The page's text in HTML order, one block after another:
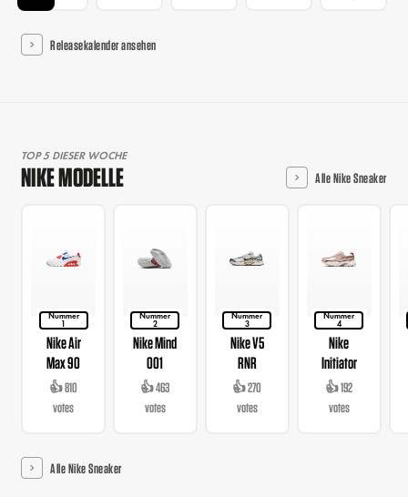
Releasekalender ansehen
TOP 5 DIESER WOCHE
NIKE MODELLE Alle Nike Sneaker
Nummer
1
Nike Air
Max 90
👍 810
votes
Nummer
2
Nike Mind
001
👍 463
votes
Nummer
3
Nike V5
RNR
👍 270
votes
Nummer
4
Nike
Initiator
👍 192
votes
Alle Nike Sneaker